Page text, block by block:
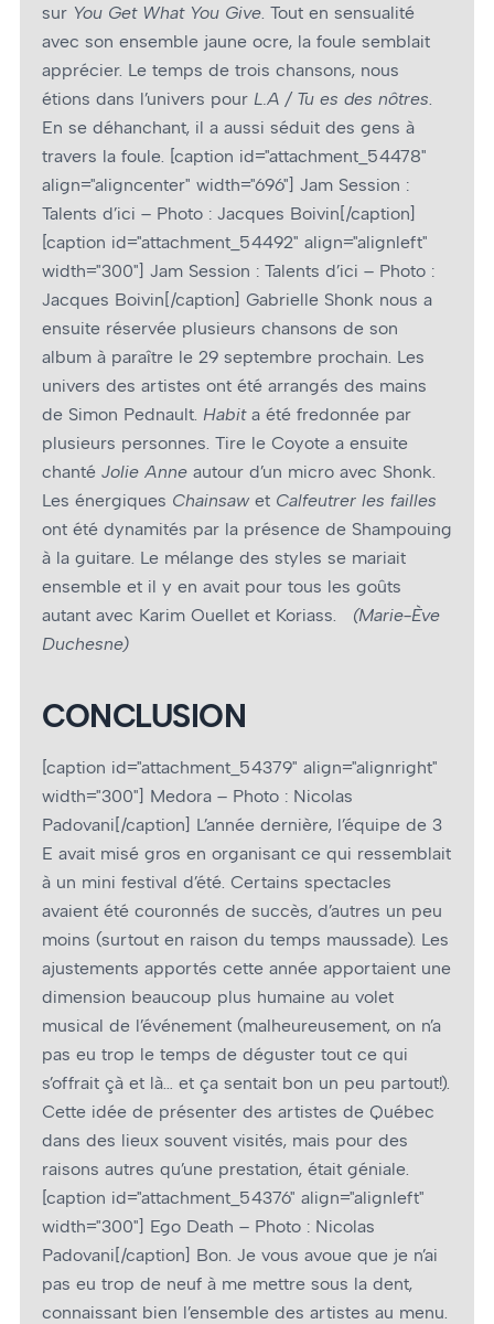
sur You Get What You Give. Tout en sensualité
avec son ensemble jaune ocre, la foule semblait
apprécier. Le temps de trois chansons, nous
étions dans l’univers pour L.A / Tu es des nôtres.
En se déhanchant, il a aussi séduit des gens à
travers la foule. [caption id="attachment_54478"
align="aligncenter" width="696"] Jam Session :
Talents d’ici – Photo : Jacques Boivin[/caption]
[caption id="attachment_54492" align="alignleft"
width="300"] Jam Session : Talents d’ici – Photo :
Jacques Boivin[/caption] Gabrielle Shonk nous a
ensuite réservée plusieurs chansons de son
album à paraître le 29 septembre prochain. Les
univers des artistes ont été arrangés des mains
de Simon Pednault. Habit a été fredonnée par
plusieurs personnes. Tire le Coyote a ensuite
chanté Jolie Anne autour d’un micro avec Shonk.
Les énergiques Chainsaw et Calfeutrer les failles
ont été dynamités par la présence de Shampouing
à la guitare. Le mélange des styles se mariait
ensemble et il y en avait pour tous les goûts
autant avec Karim Ouellet et Koriass. (Marie-Ève
Duchesne)
CONCLUSION
[caption id="attachment_54379" align="alignright"
width="300"] Medora – Photo : Nicolas
Padovani[/caption] L’année dernière, l’équipe de 3
E avait misé gros en organisant ce qui ressemblait
à un mini festival d’été. Certains spectacles
avaient été couronnés de succès, d’autres un peu
moins (surtout en raison du temps maussade). Les
ajustements apportés cette année apportaient une
dimension beaucoup plus humaine au volet
musical de l’événement (malheureusement, on n’a
pas eu trop le temps de déguster tout ce qui
s’offrait çà et là… et ça sentait bon un peu partout!).
Cette idée de présenter des artistes de Québec
dans des lieux souvent visités, mais pour des
raisons autres qu’une prestation, était géniale.
[caption id="attachment_54376" align="alignleft"
width="300"] Ego Death – Photo : Nicolas
Padovani[/caption] Bon. Je vous avoue que je n’ai
pas eu trop de neuf à me mettre sous la dent,
connaissant bien l’ensemble des artistes au menu.